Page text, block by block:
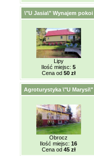
\"U Jasia\" Wynajem pokoi
Lipy
Ilość miejsc: 5
Cena od 50 zł
Agroturystyka \"U Marysi\"
Obrocz
Ilość miejsc: 16
Cena od 45 zł